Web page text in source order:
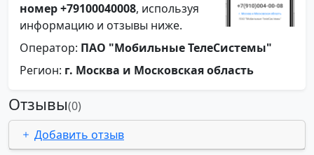
номер +79100040008, используя
информацию и отзывы ниже.
Оператор: ПАО "Мобильные ТелеСистемы"
Регион: г. Москва и Московская область
Отзывы(0)
Добавить отзыв